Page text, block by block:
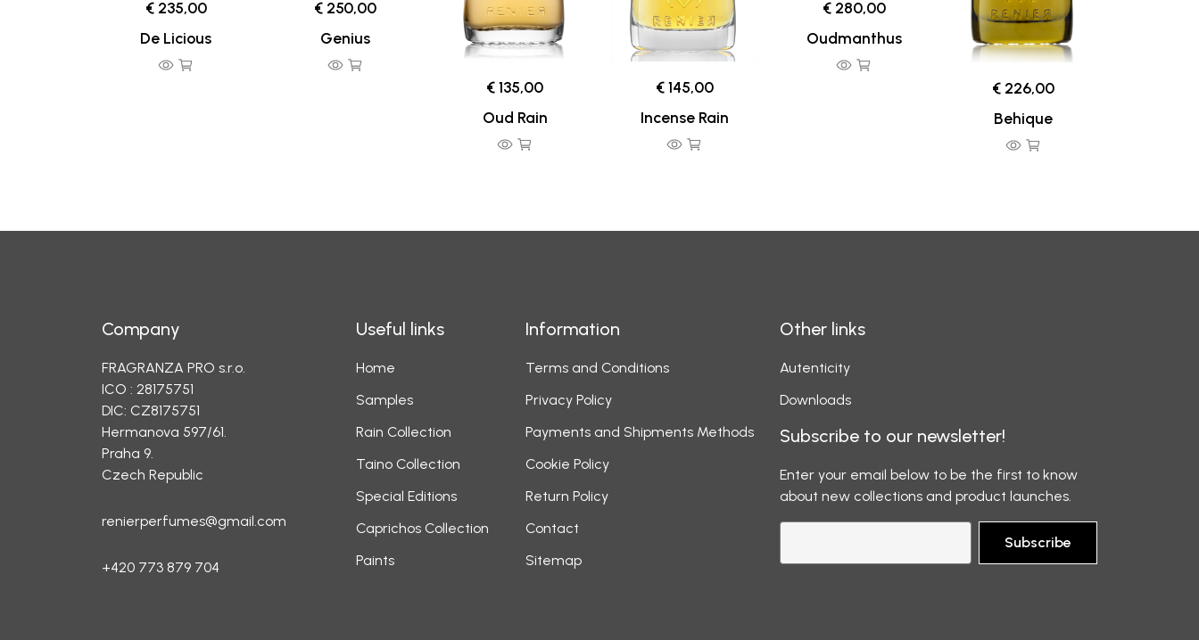
€ 235,00
De Licious
€ 250,00
Genius
€ 135,00
Oud Rain
€ 145,00
Incense Rain
€ 280,00
Oudmanthus
€ 226,00
Behique
Company
FRAGRANZA PRO s.r.o.
ICO : 28175751
DIC: CZ8175751
Hermanova 597/61.
Praha 9.
Czech Republic
renierperfumes@gmail.com
+420 773 879 704
Useful links
Home
Samples
Rain Collection
Taino Collection
Special Editions
Caprichos Collection
Paints
Information
Terms and Conditions
Privacy Policy
Payments and Shipments Methods
Cookie Policy
Return Policy
Contact
Sitemap
Other links
Autenticity
Downloads
Subscribe to our newsletter!
Enter your email below to be the first to know
about new collections and product launches.
Subscribe